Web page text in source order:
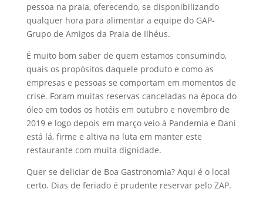
pessoa na praia, oferecendo, se disponibilizando
qualquer hora para alimentar a equipe do GAP-
Grupo de Amigos da Praia de Ilhéus.
É muito bom saber de quem estamos consumindo,
quais os propósitos daquele produto e como as
empresas e pessoas se comportam em momentos de
crise. Foram muitas reservas canceladas na época do
óleo em todos os hotéis em outubro e novembro de
2019 e logo depois em março veio à Pandemia e Dani
está lá, firme e altiva na luta em manter este
restaurante com muita dignidade.
Quer se deliciar de Boa Gastronomia? Aqui é o local
certo. Dias de feriado é prudente reservar pelo ZAP.